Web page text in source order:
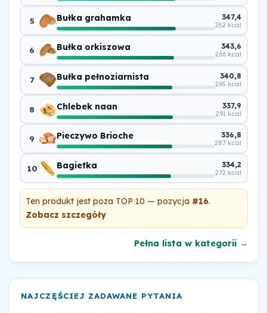
5 Bułka grahamka 347,4
252 kcal
6 Bułka orkiszowa 343,6
266 kcal
7 Bułka pełnoziarnista 340,8
265 kcal
8 Chlebek naan 337,9
291 kcal
9 Pieczywo Brioche 336,8
287 kcal
10 Bagietka 334,2
272 kcal
Ten produkt jest poza TOP 10 — pozycja #16.
Zobacz szczegóły
Pełna lista w kategorii →
NAJCZĘŚCIEJ ZADAWANE PYTANIA